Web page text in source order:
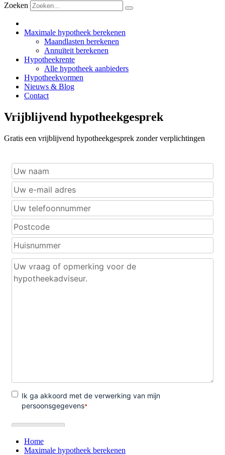
Zoeken
Maximale hypotheek berekenen
Maandlasten berekenen
Annuïteit berekenen
Hypotheekrente
Alle hypotheek aanbieders
Hypotheekvormen
Nieuws & Blog
Contact
Vrijblijvend hypotheekgesprek
Gratis een vrijblijvend hypotheekgesprek zonder verplichtingen
Home
Maximale hypotheek berekenen